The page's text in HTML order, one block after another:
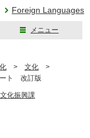
Foreign Languages
メニュー
> 文化 >
ト 改訂版
文化振興課